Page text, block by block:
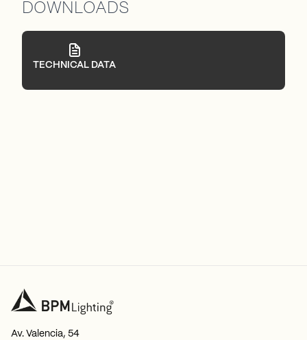
DOWNLOADS
TECHNICAL DATA
Av. Valencia, 54